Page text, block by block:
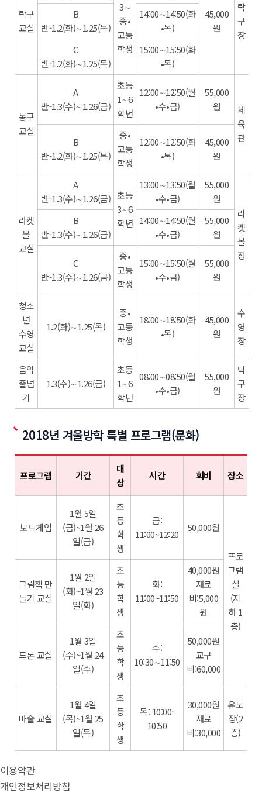
탁구
교실
3∼
중•
고등
학생
45,000
원
탁
구
장
B
반-1.2(화)∼1.25(목)
14:00∼14:50(화
•목)
C
반-1.2(화)∼1.25(목)
15:00∼15:50(화
•목)
농구
교실
A
반-1.3(수)∼1.26(금)
초등
1∼6
학년
12:00∼12:50(월
•수•금)
55,000
원
체
육
관
B
반-1.2(화)∼1.25(목)
중•
고등
학생
12:00∼12:50(화
•목)
45,000
원
라켓
볼
교실
A
반-1.3(수)∼1.26(금) 초등
3∼6
학년
13:00∼13:50(월
•수•금)
55,000
원
라
켓
볼
장
B
반-1.3(수)∼1.26(금)
14:00∼14:50(월
•수•금)
55,000
원
C
반-1.3(수)∼1.26(금)
중•
고등
학생
15:00∼15:50(월
•수•금)
55,000
원
청소
년
수영
교실
1.2(화)∼1.25(목)
중•
고등
학생
18:00∼18:50(화
•목)
45,000
원
수
영
장
음악
줄넘
기
1.3(수)∼1.26(금)
초등
1∼6
학년
08:00∼08:50(월
•수•금)
55,000
원
탁
구
장
2018년 겨울방학 특별 프로그램(문화)
프로그램 기간
대
상
시간 회비 장소
보드게임
1월 5일
(금)~1월 26
일(금)
초
등
학
생
금:
11:00~12:20
50,000원
프로
그램
실
(지
하 1
층)
그림책 만
들기 교실
1월 2일
(화)~1월 23
일(화)
초
등
학
생
화:
11:00~11:50
40,000원
재료
비:5,000
원
드론 교실
1월 3일
(수)~1월 24
일(수)
초
등
학
생
수:
10:30∼11:50
50,000원
교구
비:60,000
마술 교실
1월 4일
(목)~1월 25
일(목)
초
등
학
생
목: 10:00-
10:50
30,000원
재료
비:30,000
유도
장(2
층)
이용약관
개인정보처리방침